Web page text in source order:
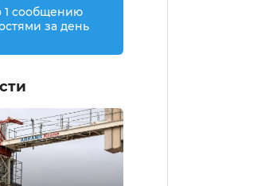
1 сообщению
за день